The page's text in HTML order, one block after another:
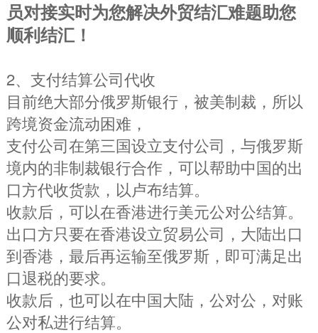
员对接实时为您解决外贸结汇难题助您
顺利结汇！
2、支付结算公司代收
目前绝大部分俄罗斯银行，被美制裁，所以
跨境资金流动困难，
支付公司在第三国设立支付公司，与俄罗斯
境内的非制裁银行合作，可以帮助中国的出
口方代收货款，以卢布结算。
收款后，可以在香港进行美元公对公结算。
出口方只要在香港设立贸易公司，大陆出口
到香港，最后再运输至俄罗斯，即可满足出
口退税的要求。
收款后，也可以在中国大陆，公对公，对账
公对私进行结算。